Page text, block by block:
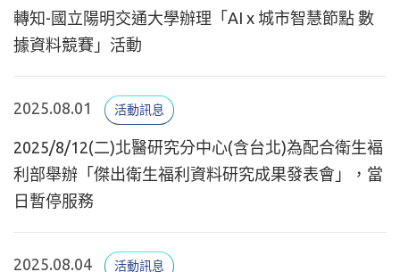
轉知-國立陽明交通大學辦理「AI x 城市智慧節點 數
據資料競賽」活動
2025.08.01 活動訊息
2025/8/12(二)北醫研究分中心(含台北)為配合衛生褔
利部舉辦「傑出衛生福利資料研究成果發表會」，當
日暫停服務
2025.08.04 活動訊息